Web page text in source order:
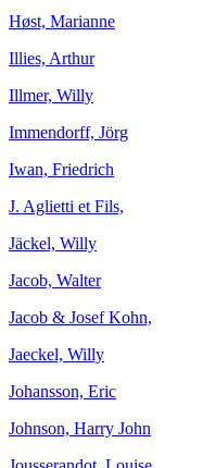
Høst, Marianne
Illies, Arthur
Illmer, Willy
Immendorff, Jörg
Iwan, Friedrich
J. Aglietti et Fils,
Jäckel, Willy
Jacob, Walter
Jacob & Josef Kohn,
Jaeckel, Willy
Johansson, Eric
Johnson, Harry John